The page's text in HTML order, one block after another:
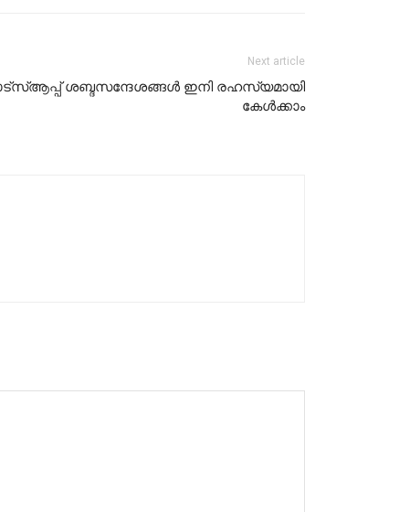
Next article
ശബ്ദസന്ദേശങ്ങള്‍ ഇനി രഹസ്യമായി
കേള്‍ക്കാം